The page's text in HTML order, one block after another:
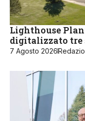
Lighthouse
digitalizzato
7 Agosto 2026